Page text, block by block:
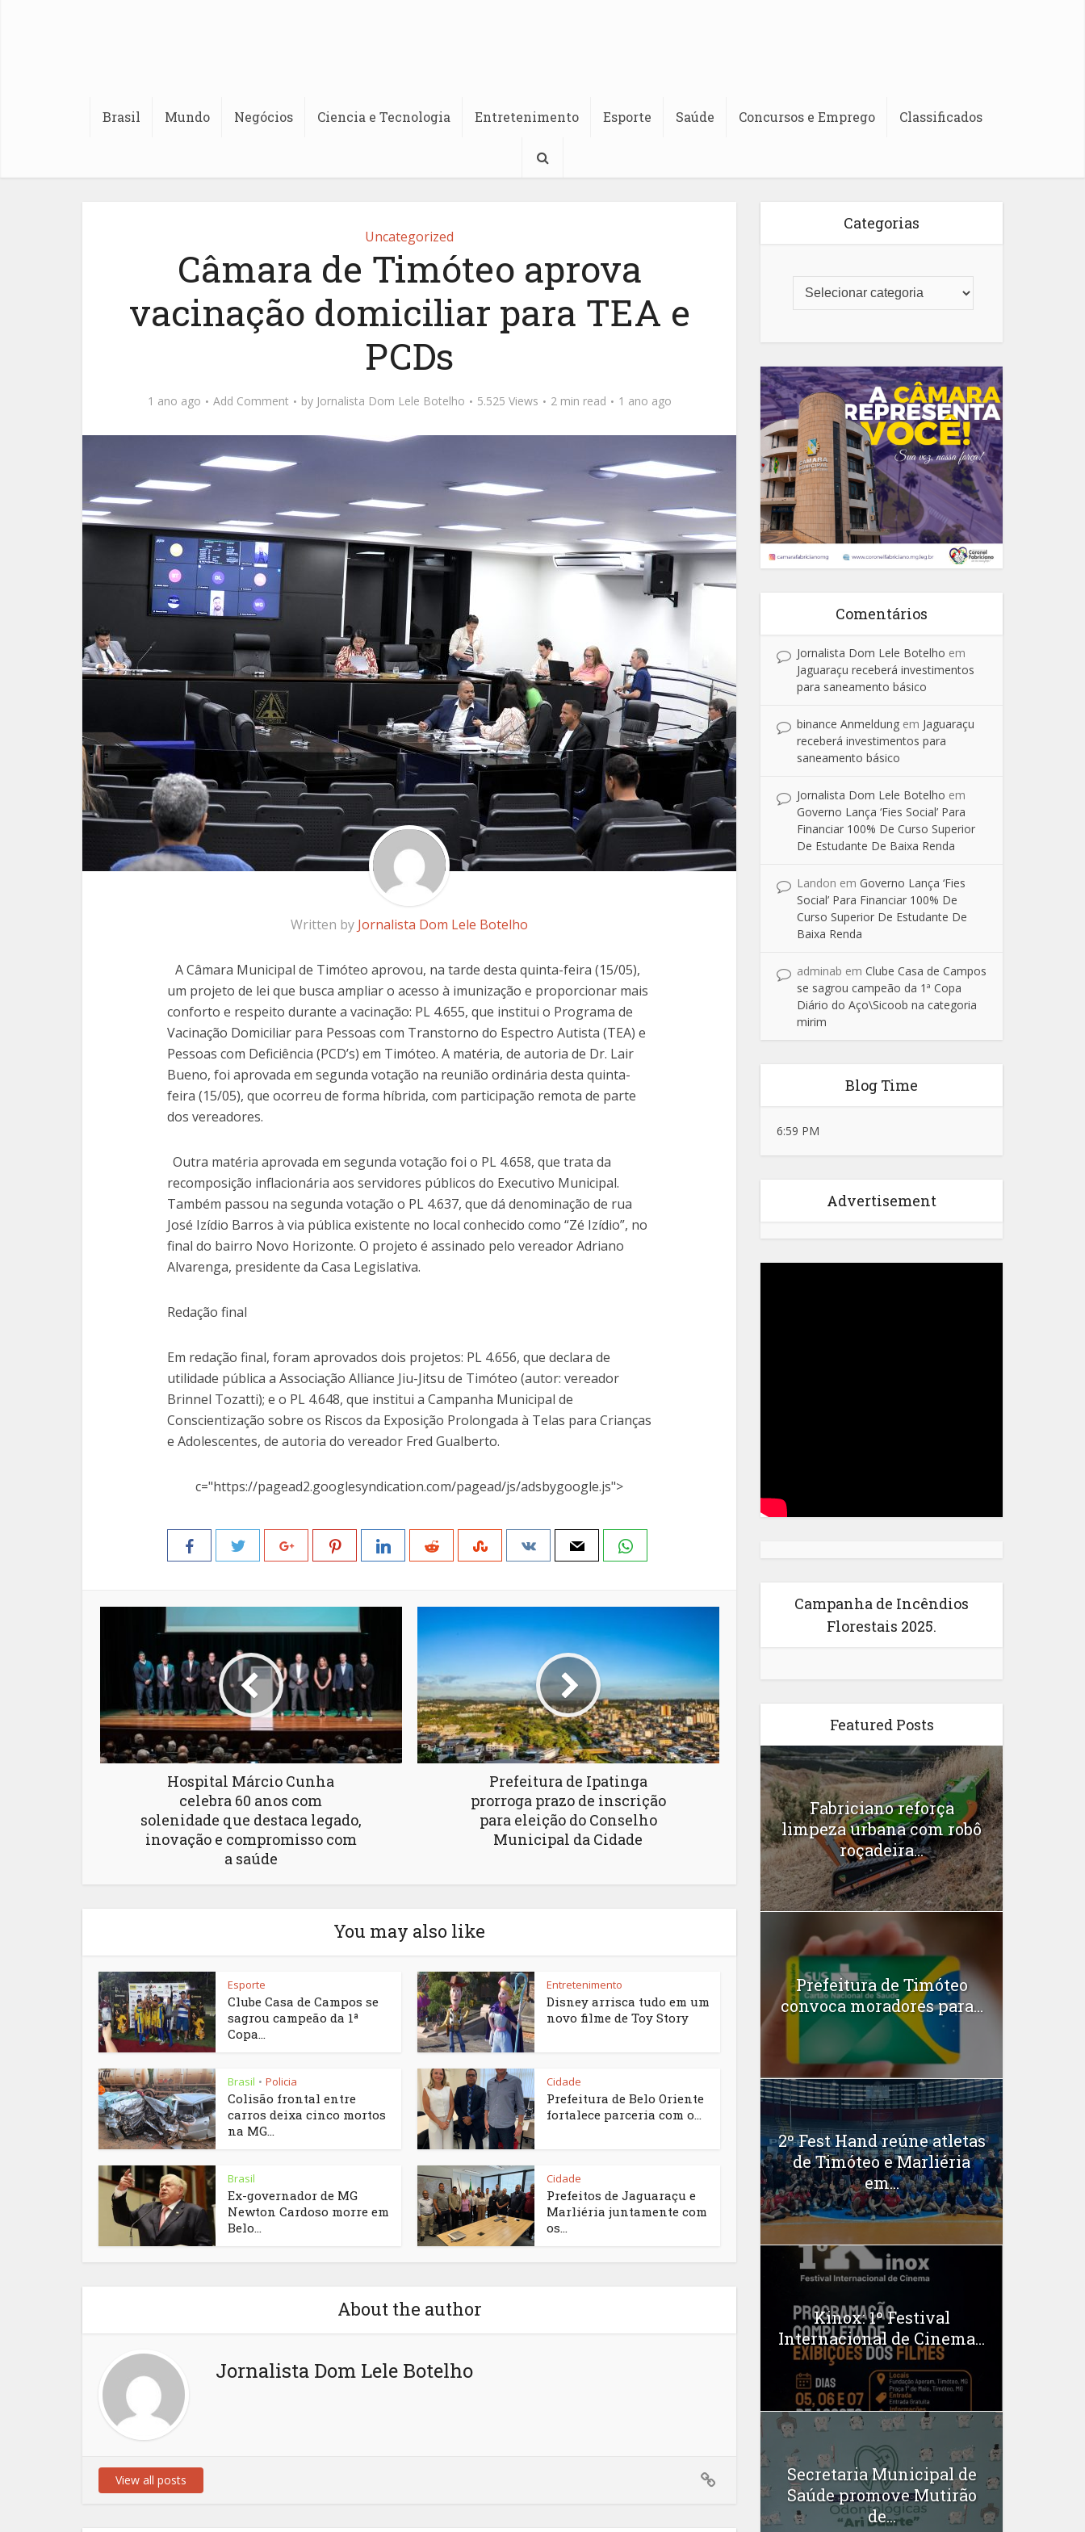
Brasil Mundo Negócios Ciencia e Tecnologia Entretenimento Esporte Saúde Concursos e Emprego Classificados
Uncategorized
Câmara de Timóteo aprova
vacinação domiciliar para TEA e
PCDs
1 ano ago Add Comment by Jornalista Dom Lele Botelho 5.525 Views 2 min read 1 ano ago
Written by Jornalista Dom Lele Botelho
A Câmara Municipal de Timóteo aprovou, na tarde desta quinta-feira (15/05),
um projeto de lei que busca ampliar o acesso à imunização e proporcionar mais
conforto e respeito durante a vacinação: PL 4.655, que institui o Programa de
Vacinação Domiciliar para Pessoas com Transtorno do Espectro Autista (TEA) e
Pessoas com Deficiência (PCD’s) em Timóteo. A matéria, de autoria de Dr. Lair
Bueno, foi aprovada em segunda votação na reunião ordinária desta quinta-
feira (15/05), que ocorreu de forma híbrida, com participação remota de parte
dos vereadores.
Outra matéria aprovada em segunda votação foi o PL 4.658, que trata da
recomposição inflacionária aos servidores públicos do Executivo Municipal.
Também passou na segunda votação o PL 4.637, que dá denominação de rua
José Izídio Barros à via pública existente no local conhecido como “Zé Izídio”, no
final do bairro Novo Horizonte. O projeto é assinado pelo vereador Adriano
Alvarenga, presidente da Casa Legislativa.
Redação final
Em redação final, foram aprovados dois projetos: PL 4.656, que declara de
utilidade pública a Associação Alliance Jiu-Jitsu de Timóteo (autor: vereador
Brinnel Tozatti); e o PL 4.648, que institui a Campanha Municipal de
Conscientização sobre os Riscos da Exposição Prolongada à Telas para Crianças
e Adolescentes, de autoria do vereador Fred Gualberto.
c="https://pagead2.googlesyndication.com/pagead/js/adsbygoogle.js">
Hospital Márcio Cunha
celebra 60 anos com
solenidade que destaca legado,
inovação e compromisso com
a saúde
Prefeitura de Ipatinga
prorroga prazo de inscrição
para eleição do Conselho
Municipal da Cidade
You may also like
Esporte
Clube Casa de Campos se
sagrou campeão da 1ª
Copa...
Entretenimento
Disney arrisca tudo em um
novo filme de Toy Story
Brasil • Policia
Colisão frontal entre
carros deixa cinco mortos
na MG...
Cidade
Prefeitura de Belo Oriente
fortalece parceria com o...
Brasil
Ex-governador de MG
Newton Cardoso morre em
Belo...
Cidade
Prefeitos de Jaguaraçu e
Marliéria juntamente com
os...
About the author
Jornalista Dom Lele Botelho
View all posts
Categorias
Comentários
Jornalista Dom Lele Botelho em
Jaguaraçu receberá investimentos
para saneamento básico
binance Anmeldung em Jaguaraçu
receberá investimentos para
saneamento básico
Jornalista Dom Lele Botelho em
Governo Lança ‘Fies Social’ Para
Financiar 100% De Curso Superior
De Estudante De Baixa Renda
Landon em Governo Lança ‘Fies
Social’ Para Financiar 100% De
Curso Superior De Estudante De
Baixa Renda
adminab em Clube Casa de Campos
se sagrou campeão da 1ª Copa
Diário do Aço\Sicoob na categoria
mirim
Blog Time
6:59 PM
Advertisement
Campanha de Incêndios
Florestais 2025.
Featured Posts
Fabriciano reforça
limpeza urbana com robô
roçadeira...
Prefeitura de Timóteo
convoca moradores para...
2º Fest Hand reúne atletas
de Timóteo e Marliéria
em...
Kinox: 1º Festival
Internacional de Cinema...
Secretaria Municipal de
Saúde promove Mutirão
de...